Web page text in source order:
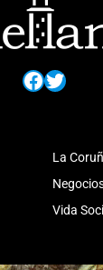
Facebook
Twitter
La
Vida